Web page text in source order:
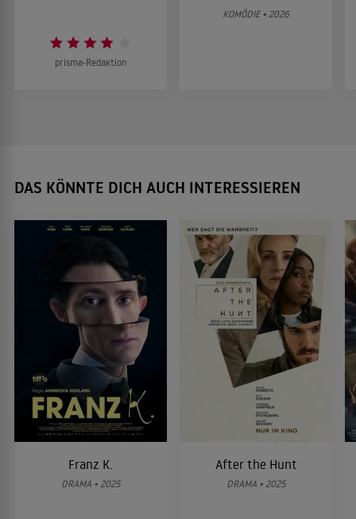
prisma-Redaktion
KOMÖDIE • 2026
DAS KÖNNTE DICH AUCH INTERESSIEREN
Franz K.
DRAMA • 2025
After the Hunt
DRAMA • 2025